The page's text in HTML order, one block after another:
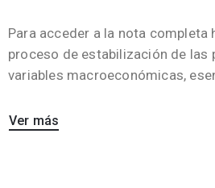
Para acceder a la nota completa
proceso de estabilización de las
variables macroeconómicas,
Ver más